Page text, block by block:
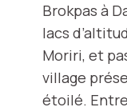
Brokpas à
lacs
Moriri, et
village
étoilé.